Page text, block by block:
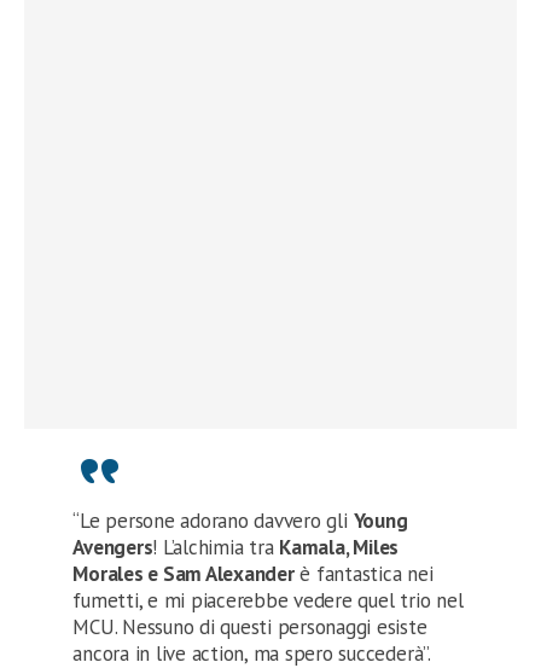
“Le persone adorano davvero gli Young
Avengers! L’alchimia tra Kamala, Miles
Morales e Sam Alexanderè fantastica nei
fumetti, e mi piacerebbe vedere quel trio nel
MCU. Nessuno di questi personaggi esiste
ancora in live action, ma spero succederà”.